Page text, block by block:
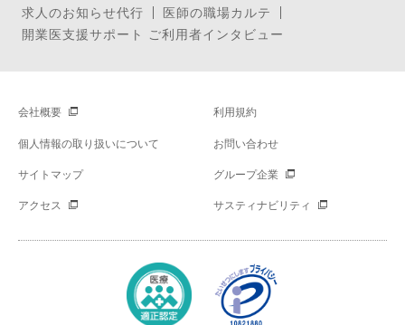
求人のお知らせ代行
医師の職場カルテ
開業医支援サポート ご利用者インタビュー
会社概要 利用規約
個人情報の取り扱いについて お問い合わせ
サイトマップ グループ企業
アクセス サスティナビリティ